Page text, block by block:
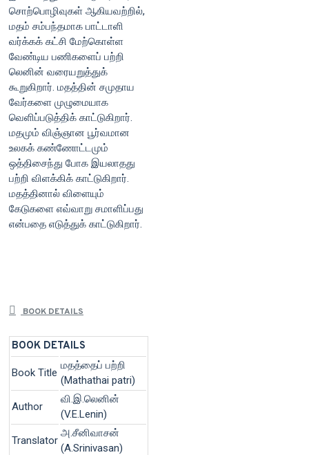
சொற்பொழிவுகள் ஆகியவற்றில்,
மதம் சம்பந்தமாக பாட்டாளி
வர்க்கக் கட்சி மேற்கொள்ள
வேண்டிய பணிகளைப் பற்றி
லெனின் வரையறுத்துக்
கூறுகிறார். மதத்தின் சமுதாய
வேர்களை முழுமையாக
வெளிப்படுத்திக் காட்டுகிறார்.
மதமும் விஞ்ஞான பூர்வமான
உலகக் கண்ணோட்டமும்
ஒத்திசைந்து போக இயலாதது
பற்றி விளக்கிக் காட்டுகிறார்.
மதத்தினால் விளையும்
கேடுகளை எவ்வாறு சமாளிப்பது
என்பதை எடுத்துக் காட்டுகிறார்.
BOOK DETAILS
BOOK DETAILS
Book Title
மதத்தைப் பற்றி
(Mathathai patri)
Author
வி.இ.லெனின்
(V.E.Lenin)
Translator
அ.சீனிவாசன்
(A.Srinivasan)